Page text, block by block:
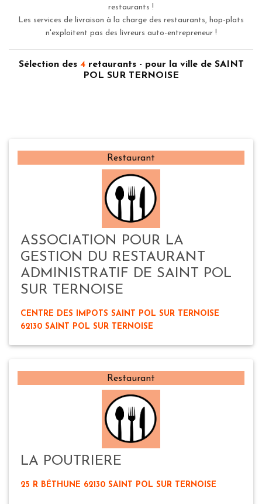
restaurants !
Les services de livraison à la charge des restaurants, hop-plats
n'exploitent pas des livreurs auto-entrepreneur !
Sélection des 4retaurants - pour la ville de SAINT
POL SUR TERNOISE
Restaurant
ASSOCIATION POUR LA
GESTION DU RESTAURANT
ADMINISTRATIF DE SAINT POL
SUR TERNOISE
CENTRE DES IMPOTS SAINT POL SUR TERNOISE
62130 SAINT POL SUR TERNOISE
Restaurant
LA POUTRIERE
25 R BÉTHUNE 62130 SAINT POL SUR TERNOISE